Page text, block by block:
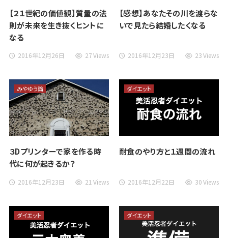
【２１世紀の価値観】質量の法
則が未来を生き抜くヒントに
なる
2016年12月26日 27 Views
【感想】あなたその川を渡らな
いで見たら結婚したくなる
2016年12月23日 23 Views
３Dプリンターで家を作る時
代に何が起きるか？
2016年12月23日
みやゆう論
21 Views
耐食のやり方と１週間の流れ
2016年12月22日
ダイエット
30 Views
ダイエット ダイエット